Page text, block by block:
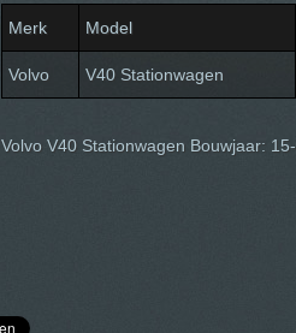
Merk Model
Volvo V40 Stationwagen
Volvo V40 Stationwagen Bouwjaar: